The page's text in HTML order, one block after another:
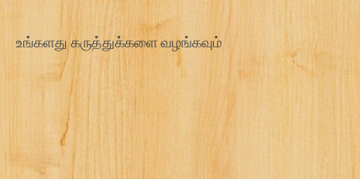
t
உங்களது கருத்துக்களை வழங்கவும்